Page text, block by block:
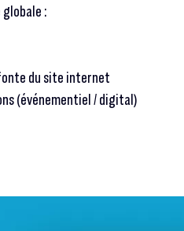
:
du site internet
(événementiel / digital)